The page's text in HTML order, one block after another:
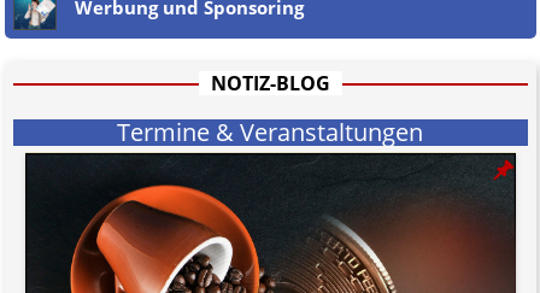
Etwaige Empfehlungen in diesem Bericht sind
Der Begriff "
rechtlich fragwürdigen) Abmahnungen leben und soll keine
gesetzlich verankerter Regeln tun.
Jener Disclaimer soll sich nicht über gültiges Recht hinwegsetzen und
hat aufgrund der nicht Vertrags-gebundenen Wirksamkeit hpts.
informativen Charakter.
Bitte beachten Sie in dem Zusammenhang auch unsere
AGB
Werbung und Sponsoring
NOTIZ-BLOG
Termine & Veranstaltungen